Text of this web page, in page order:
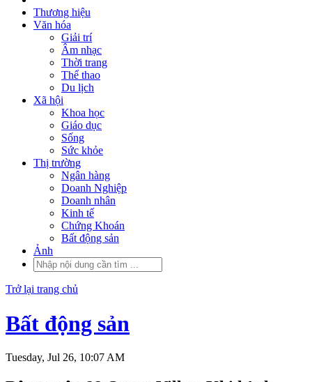
Thương hiệu
Văn hóa
Giải trí
Âm nhạc
Thời trang
Thể thao
Du lịch
Xã hội
Khoa học
Giáo dục
Sống
Sức khỏe
Thị trường
Ngân hàng
Doanh Nghiệp
Doanh nhân
Kinh tế
Chứng Khoán
Bất động sản
Ảnh
Trở lại trang chủ
Bất động sản
Tuesday, Jul 26, 10:07 AM